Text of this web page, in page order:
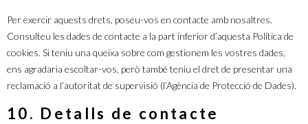
Per exercir aquests drets, poseu-vos en contacte amb nosaltres.
Consulteu les dades de contacte a la part inferior d’aquesta Política de
cookies. Si teniu una queixa sobre com gestionem les vostres dades,
ens agradaria escoltar-vos, però també teniu el dret de presentar una
reclamació a l’autoritat de supervisió (l’Agència de Protecció de Dades).
10. Detalls de contacte